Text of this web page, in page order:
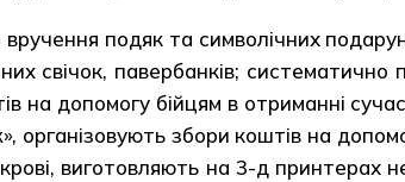
подяк та символічних
свічок, павербанків;
на допомогу бійцям в отриманні
організовують збори коштів на
виготовляють на 3-д